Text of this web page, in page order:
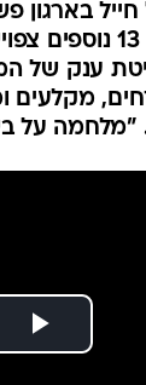
מ-25 יישובים. 13
13 אקדחים,
"מלחמה על